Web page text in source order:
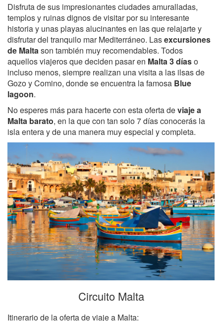
Disfruta de sus impresionantes ciudades amuralladas,
templos y ruinas dignos de visitar por su interesante
historia y unas playas alucinantes en las que relajarte y
disfrutar del tranquilo mar Mediterráneo. Lasexcursiones
de Maltason también muy recomendables. Todos
aquellos viajeros que deciden pasar en Malta 3 díaso
incluso menos, siempre realizan una visita a las ilsas de
Gozo y Comino, donde se encuentra la famosa Blue
lagoon.
No esperes más para hacerte con esta oferta deviaje a
Malta barato, en la que con tan solo 7 días conocerás la
isla entera y de una manera muy especial y completa.
Circuito Malta
Itinerario de la oferta de viaje a Malta: